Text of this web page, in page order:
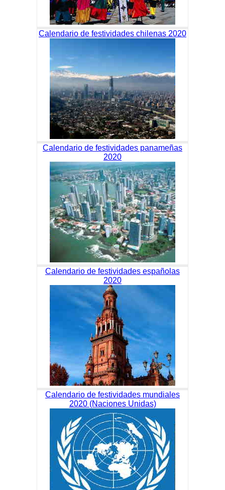
Calendario de festividades chilenas 2020
Calendario de festividades panameñas
2020
Calendario de festividades españolas
2020
Calendario de festividades mundiales
2020 (Naciones Unidas)